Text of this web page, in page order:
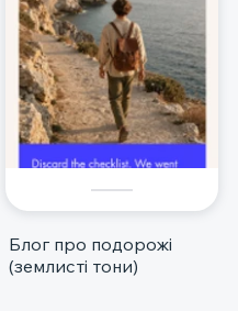
Блог про подорожі
(землисті тони)